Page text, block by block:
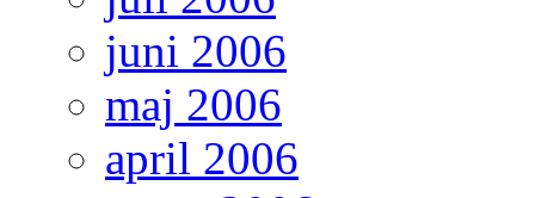
juni 2006
maj 2006
april 2006